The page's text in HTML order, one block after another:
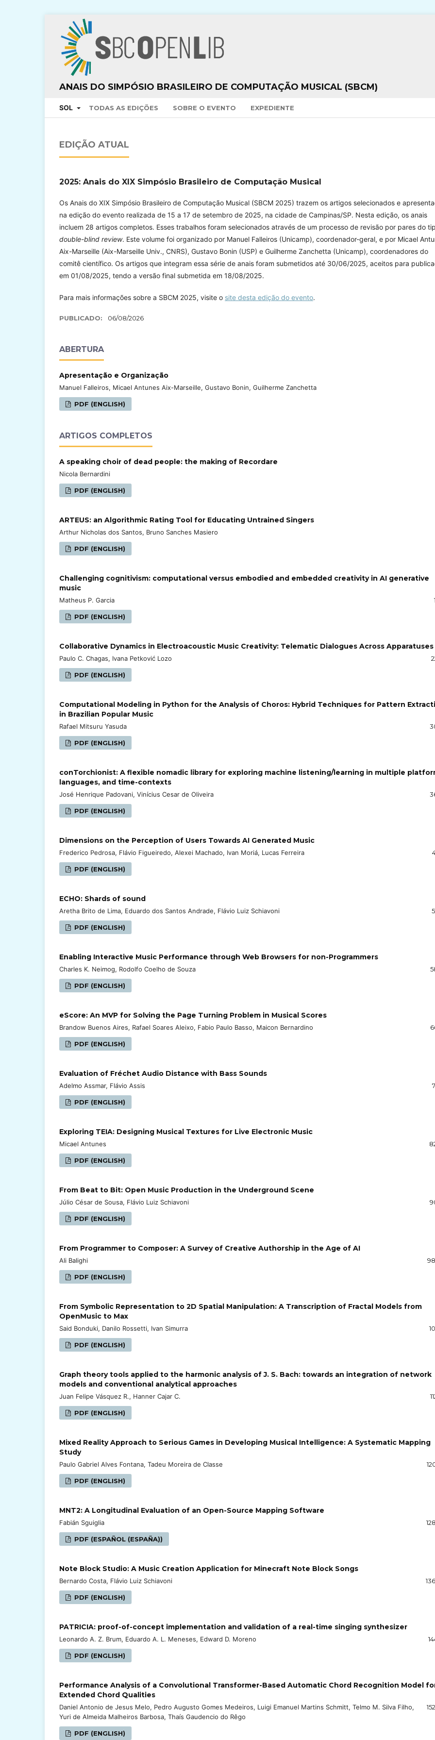
ANAIS DO SIMPÓSIO BRASILEIRO DE COMPUTAÇÃO MUSICAL (SBCM)
SOL TODAS AS EDIÇÕES SOBRE O EVENTO EXPEDIENTE
EDIÇÃO ATUAL
2025: Anais do XIX Simpósio Brasileiro de Computação Musical
Os Anais do XIX Simpósio Brasileiro de Computação Musical (SBCM 2025) trazem os artigos selecionados e
na edição do evento realizada de 15 a 17 de setembro de 2025, na cidade de Campinas/SP. Nesta edição, os anais
incluem 28 artigos completos. Esses trabalhos foram selecionados através de um processo de revisão por pares do
double-blind review. Este volume foi organizado por Manuel Falleiros (Unicamp), coordenador-geral, e por Micael
Aix-Marseille (Aix-Marseille Univ., CNRS), Gustavo Bonin (USP) e Guilherme Zanchetta (Unicamp), coordenadores do
comitê científico. Os artigos que integram essa série de anais foram submetidos até 30/06/2025, aceitos para
em 01/08/2025, tendo a versão final submetida em 18/08/2025.
Para mais informações sobre a SBCM 2025, visite o site desta edição do evento.
PUBLICADO: 06/08/2026
ABERTURA
Apresentação e Organização
Manuel Falleiros, Micael Antunes Aix-Marseille, Gustavo Bonin, Guilherme Zanchetta
PDF (ENGLISH)
ARTIGOS COMPLETOS
A speaking choir of dead people: the making of Recordare
Nicola Bernardini
PDF (ENGLISH)
ARTEUS: an Algorithmic Rating Tool for Educating Untrained Singers
Arthur Nicholas dos Santos, Bruno Sanches Masiero
PDF (ENGLISH)
Challenging cognitivism: computational versus embodied and embedded creativity in AI generative
music
Matheus P. Garcia
PDF (ENGLISH)
Collaborative Dynamics in Electroacoustic Music Creativity: Telematic Dialogues Across Apparatuses
Paulo C. Chagas, Ivana Petković Lozo
PDF (ENGLISH)
Computational Modeling in Python for the Analysis of Choros: Hybrid Techniques for Pattern
in Brazilian Popular Music
Rafael Mitsuru Yasuda
PDF (ENGLISH)
conTorchionist: A flexible nomadic library for exploring machine listening/learning in multiple
languages, and time-contexts
José Henrique Padovani, Vinícius Cesar de Oliveira
PDF (ENGLISH)
Dimensions on the Perception of Users Towards AI Generated Music
Frederico Pedrosa, Flávio Figueiredo, Alexei Machado, Ivan Moriá, Lucas Ferreira
PDF (ENGLISH)
ECHO: Shards of sound
Aretha Brito de Lima, Eduardo dos Santos Andrade, Flávio Luiz Schiavoni
PDF (ENGLISH)
Enabling Interactive Music Performance through Web Browsers for non-Programmers
Charles K. Neimog, Rodolfo Coelho de Souza
PDF (ENGLISH)
eScore: An MVP for Solving the Page Turning Problem in Musical Scores
Brandow Buenos Aires, Rafael Soares Aleixo, Fabio Paulo Basso, Maicon Bernardino
PDF (ENGLISH)
Evaluation of Fréchet Audio Distance with Bass Sounds
Adelmo Assmar, Flávio Assis
PDF (ENGLISH)
Exploring TEIA: Designing Musical Textures for Live Electronic Music
Micael Antunes
PDF (ENGLISH)
From Beat to Bit: Open Music Production in the Underground Scene
Júlio César de Sousa, Flávio Luiz Schiavoni
PDF (ENGLISH)
From Programmer to Composer: A Survey of Creative Authorship in the Age of AI
Ali Balighi
PDF (ENGLISH)
From Symbolic Representation to 2D Spatial Manipulation: A Transcription of Fractal Models from
OpenMusic to Max
Said Bonduki, Danilo Rossetti, Ivan Simurra
PDF (ENGLISH)
Graph theory tools applied to the harmonic analysis of J. S. Bach: towards an integration of network
models and conventional analytical approaches
Juan Felipe Vásquez R., Hanner Cajar C.
PDF (ENGLISH)
Mixed Reality Approach to Serious Games in Developing Musical Intelligence: A Systematic Mapping
Study
Paulo Gabriel Alves Fontana, Tadeu Moreira de Classe
PDF (ENGLISH)
MNT2: A Longitudinal Evaluation of an Open-Source Mapping Software
Fabián Sguiglia
PDF (ESPAÑOL (ESPAÑA))
Note Block Studio: A Music Creation Application for Minecraft Note Block Songs
Bernardo Costa, Flávio Luiz Schiavoni
PDF (ENGLISH)
PATRICIA: proof-of-concept implementation and validation of a real-time singing synthesizer
Leonardo A. Z. Brum, Eduardo A. L. Meneses, Edward D. Moreno
PDF (ENGLISH)
Performance Analysis of a Convolutional Transformer-Based Automatic Chord Recognition Model
Extended Chord Qualities
Daniel Antonio de Jesus Melo, Pedro Augusto Gomes Medeiros, Luigi Emanuel Martins Schmitt, Telmo M. Silva Filho,
Yuri de Almeida Malheiros Barbosa, Thaís Gaudencio do Rêgo
PDF (ENGLISH)